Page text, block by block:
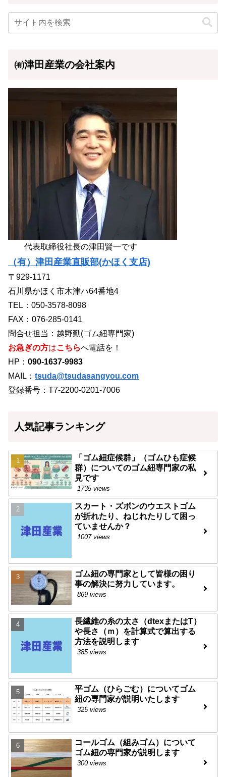
㈲津田産業の会社案内
代表取締役社長の津田賢一です
（有）津田産業直販部(かほく支店)
〒929-1171
石川県かほく市木津ハ64番地4
TEL：050-3578-8098
FAX：076-285-0141
問合せ担当：越野勤(ゴム紐専門家)
お急ぎの方はこちらへ電話を！
HP： 090-1637-9983
MAIL： tsuda@tsudasangyou.com
登録番号：T7-2200-0201-7006
人気記事ランキング
「ゴム紐症候群」（ゴムひも症候
群）についてのゴム紐専門家の私
見です
1735 views
スカート・ズボンのウエストゴム
が折れたり、ねじれたりして困っ
ていませんか？
1007 views
ゴム紐の専門家として皆様の困り
事の解決に努力しています。
869 views
長繊維の糸の太さ（dtexまたはT）
や長さ（ｍ）を計算式で算出する
方法を説明します
385 views
平ゴム（ひらごむ）についてゴム
紐の専門家が説明いたします
325 views
コールゴム（組みゴム）について
ゴム紐の専門家が説明します
300 views